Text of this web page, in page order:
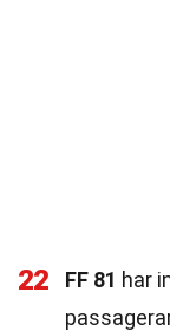
22 FF 81 har